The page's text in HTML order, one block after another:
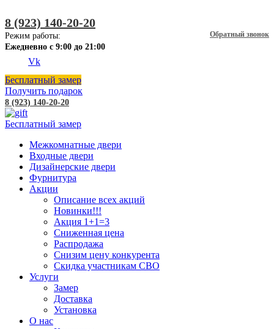
8 (923) 140-20-20
Обратный звонок
Режим работы:
Ежедневно с 9:00 до 21:00
Vk
Бесплатный замер
Получить подарок
8 (923) 140-20-20
Бесплатный замер
Межкомнатные двери
Входные двери
Дизайнерские двери
Фурнитура
Акции
Описание всех акций
Новинки!!!
Акция 1+1=3
Сниженная цена
Распродажа
Снизим цену конкурента
Скидка участникам СВО
Услуги
Замер
Доставка
Установка
О нас